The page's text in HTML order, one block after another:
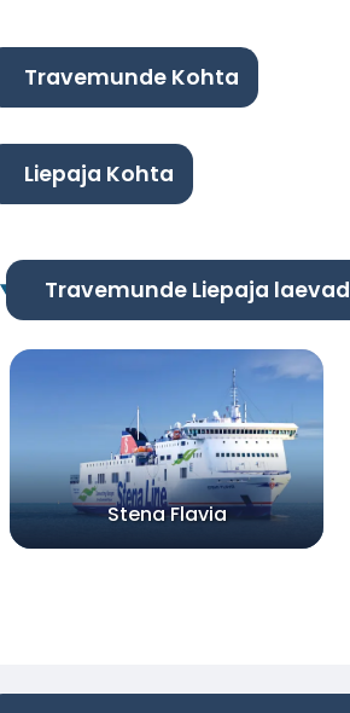
Travemunde Kohta
Liepaja Kohta
Travemunde Liepaja laevad
Stena Flavia